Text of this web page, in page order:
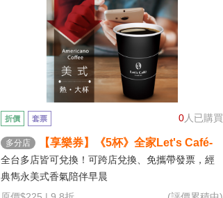
0人已購買
折價 套票
多分店
【享樂券】《5杯》全家Let's Café-
熱美式(大杯)
全台多店皆可兌換！可跨店兌換、免攜帶發票，經
典雋永美式香氣陪伴早晨